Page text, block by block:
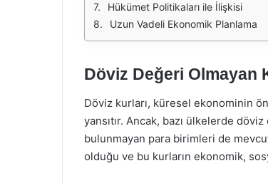
Hükümet Politikaları ile İlişkisi
Uzun Vadeli Ekonomik Planlama
Döviz Değeri Olmayan
Döviz kurları, küresel ekonominin
yansıtır. Ancak, bazı ülkelerde
bulunmayan para birimleri de
olduğu ve bu kurların ekonomik,